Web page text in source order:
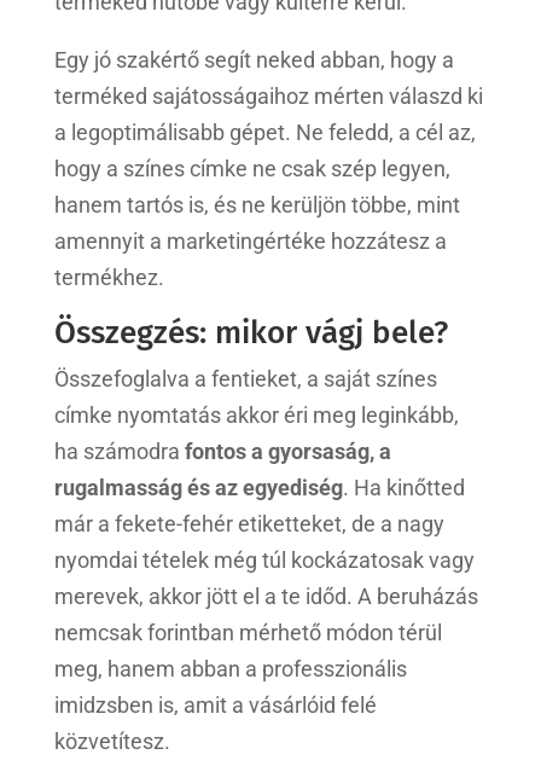
Egy jó szakértő segít neked abban, hogy a
terméked sajátosságaihoz mérten válaszd ki
a legoptimálisabb gépet. Ne feledd, a cél az,
hogy a színes címke ne csak szép legyen,
hanem tartós is, és ne kerüljön többe, mint
amennyit a marketingértéke hozzátesz a
termékhez.
Összegzés: mikor vágj bele?
Összefoglalva a fentieket, a saját színes
címke nyomtatás akkor éri meg leginkább,
ha számodra fontos a gyorsaság, a
rugalmasság és az egyediség. Ha kinőtted
már a fekete-fehér etiketteket, de a nagy
nyomdai tételek még túl kockázatosak vagy
merevek, akkor jött el a te időd. A beruházás
nemcsak forintban mérhető módon térül
meg, hanem abban a professzionális
imidzsben is, amit a vásárlóid felé
közvetítesz.